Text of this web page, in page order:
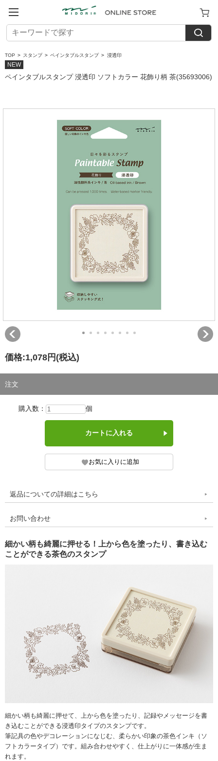
TOP > スタンプ > ペインタブルスタンプ > 浸透印
NEW
ペインタブルスタンプ 浸透印 ソフトカラー 花飾り柄 茶(35693006)
価格:1,078円 (税込)
注文
購入数： 個
返品についての詳細はこちら
お問い合わせ
細かい柄も綺麗に押せる！上から色を塗ったり、書き込む
ことができる茶色のスタンプ
細かい柄も綺麗に押せて、上から色を塗ったり、記録やメッセージを書
き込むことができる浸透印タイプのスタンプです。
筆記具の色やデコレーションになじむ、柔らかい印象の茶色インキ（ソ
フトカラータイプ）です。組み合わせやすく、仕上がりに一体感が生ま
れます。